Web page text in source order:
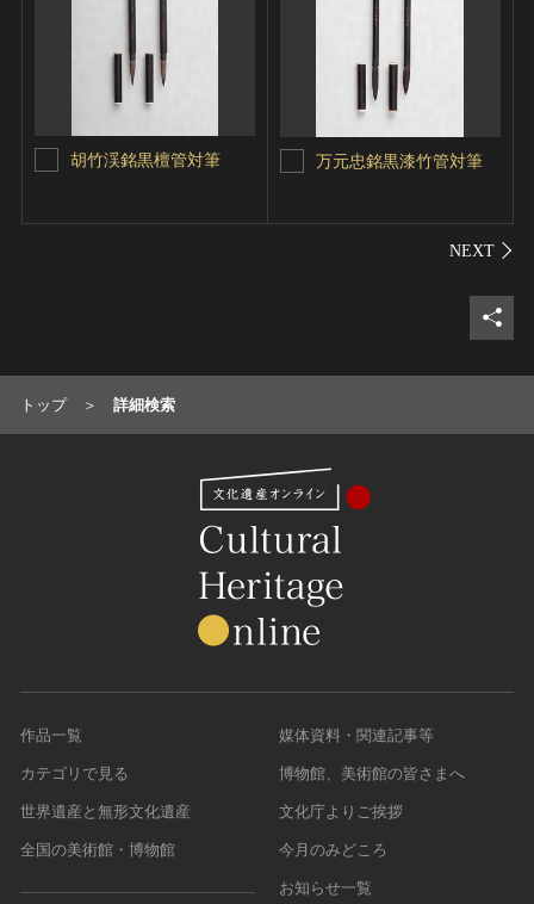
胡竹渓銘黒檀管対筆 万元忠銘黒漆竹管対筆
シェ
トップ 詳細検索
作品一覧
カテゴリで見る
世界遺産と無形文化遺産
全国の美術館・博物館
媒体資料・関連記事等
博物館、美術館の皆さまへ
文化庁よりご挨拶
今月のみどころ
お知らせ一覧